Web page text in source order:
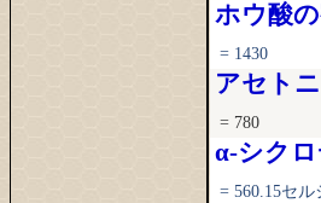
ホウ酸
= 1430
アセト
= 780
α-シク
= 560.15セル